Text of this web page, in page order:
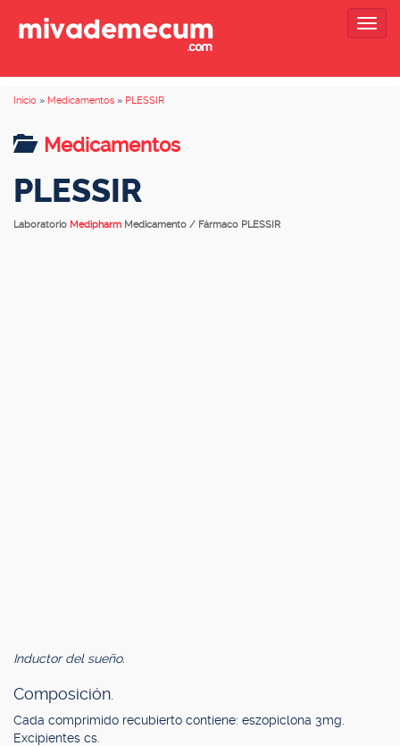
Inicio » Medicamentos » PLESSIR
Medicamentos
PLESSIR
Laboratorio Medipharm Medicamento / Fármaco PLESSIR
Inductor del sueño.
Composición.
Cada comprimido recubierto contiene: eszopiclona 3mg.
Excipientes cs.